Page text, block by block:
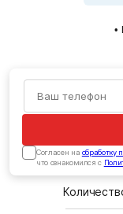
•
Cогласен на обработку
что ознакомился с